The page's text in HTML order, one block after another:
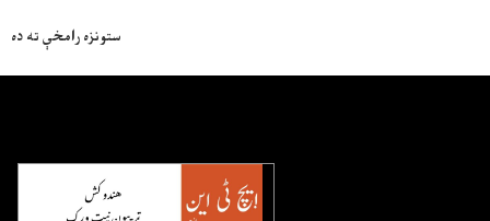
ستونزه رامخې ته ده